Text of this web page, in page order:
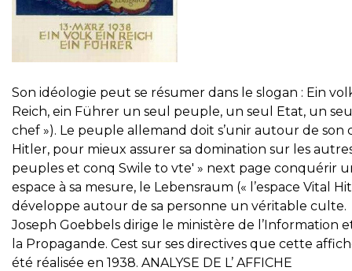
Son idéologie peut se résumer dans le slogan : Ein
Reich, ein Führer un seul peuple, un seul Etat, un
chef »). Le peuple allemand doit s’unir autour de son
Hitler, pour mieux assurer sa domination sur les
peuples et conq Swile to vte' » next page conquérir
espace à sa mesure, le Lebensraum (« l’espace Vital
développe autour de sa personne un véritable culte.
Joseph Goebbels dirige le ministère de l’Information
la Propagande. Cest sur ses directives que cette
été réalisée en 1938. ANALYSE DE L’ AFFICHE